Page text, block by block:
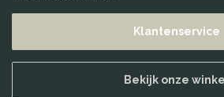
Klantenservice
Bekijk onze